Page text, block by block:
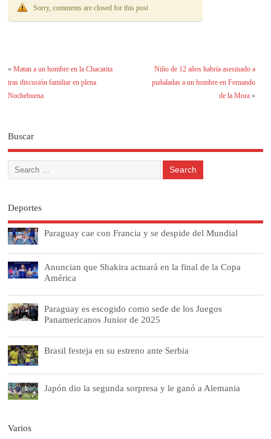
Sorry, comments are closed for this post
«Matan a un hombre en la Chacarita
tras discusión familiar en plena
Nochebuena
Niño de 12 años habría asesinado a
puñaladas a un hombre en Fernando
de la Mora»
Buscar
Deportes
Paraguay cae con Francia y se despide del Mundial
Anuncian que Shakira actuará en la final de la Copa
América
Paraguay es escogido como sede de los Juegos
Panamericanos Junior de 2025
Brasil festeja en su estreno ante Serbia
Japón dio la segunda sorpresa y le ganó a Alemania
Varios